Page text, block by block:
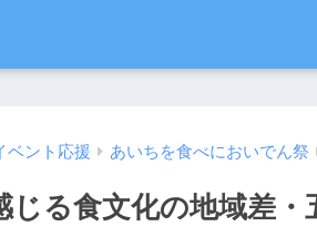
ベント応援 あいちを食べにおいでん祭
じる食文化の地域差・